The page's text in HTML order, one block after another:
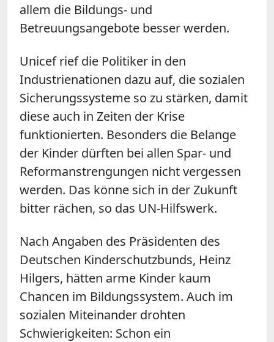
allem die Bildungs- und
Betreuungsangebote besser werden.
Unicef rief die Politiker in den
Industrienationen dazu auf, die sozialen
Sicherungssysteme so zu stärken, damit
diese auch in Zeiten der Krise
funktionierten. Besonders die Belange
der Kinder dürften bei allen Spar- und
Reformanstrengungen nicht vergessen
werden. Das könne sich in der Zukunft
bitter rächen, so das UN-Hilfswerk.
Nach Angaben des Präsidenten des
Deutschen Kinderschutzbunds, Heinz
Hilgers, hätten arme Kinder kaum
Chancen im Bildungssystem. Auch im
sozialen Miteinander drohten
Schwierigkeiten: Schon ein